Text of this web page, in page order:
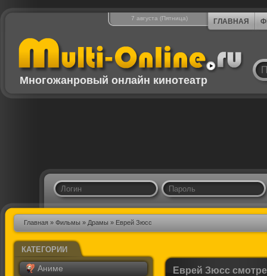
7 августа (Пятница) ГЛАВНАЯ
Многожанровый онлайн кинотеатр
Главная » Фильмы » Драмы » Еврей Зюсс
КАТЕГОРИИ
Аниме
Еврей Зюсс